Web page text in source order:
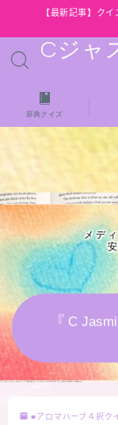
【最新記事】ク
Cジャス
MENU
HOME
【最新】クイズ
★全種/アロマ
イズ＆プチ辞典
★アロマ検定
★アロマハーブ
辞典クイズ
メデ
『 C
■アロマハーブ４択ク